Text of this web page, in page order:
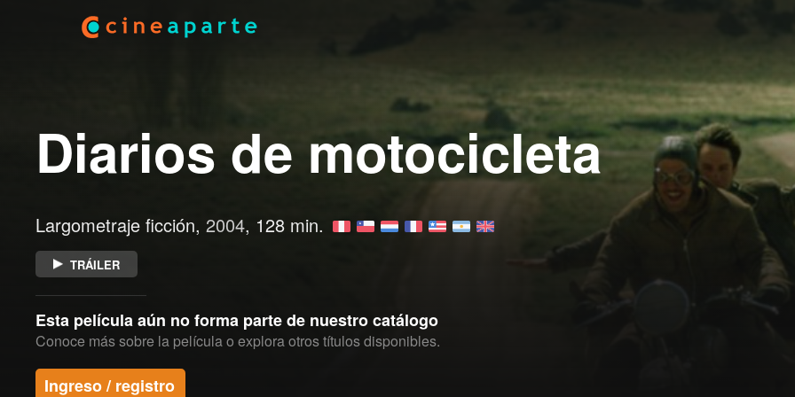
Diarios de motocicleta
Largometraje ficción, 2004, 128 min.
TRÁILER
Esta película aún no forma parte de nuestro catálogo
Conoce más sobre la película o explora otros títulos disponibles.
Ingreso / registro